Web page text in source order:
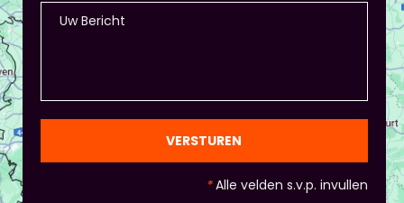
VERSTUREN
*Alle velden s.v.p. invullen